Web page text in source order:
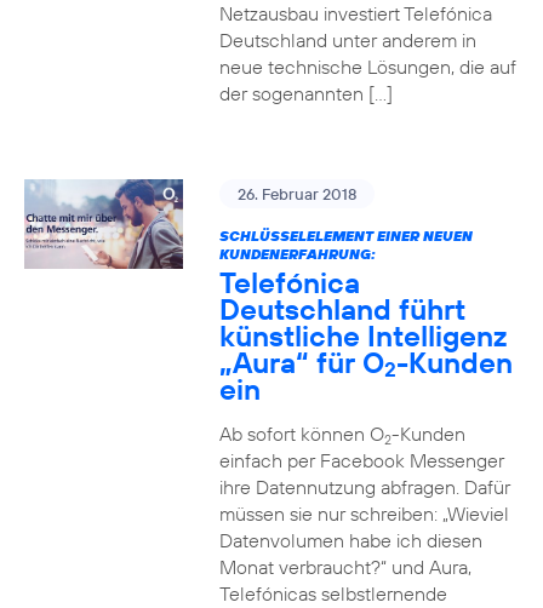
Netzausbau investiert Telefónica
Deutschland unter anderem in
neue technische Lösungen, die auf
der sogenannten […]
26. Februar 2018
SCHLÜSSELELEMENT EINER NEUEN
KUNDENERFAHRUNG:
Telefónica
Deutschland führt
künstliche Intelligenz
„Aura“ für O2-Kunden
ein
Ab sofort können O2-Kunden
einfach per Facebook Messenger
ihre Datennutzung abfragen. Dafür
müssen sie nur schreiben: „Wieviel
Datenvolumen habe ich diesen
Monat verbraucht?“ und Aura,
Telefónicas selbstlernende